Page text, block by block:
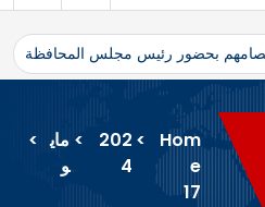
بحضور رئيس مجلس المحافظة
Hom
e
>
202
4
> ماي
و
>
17